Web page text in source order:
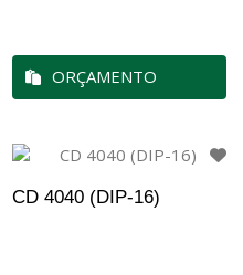
ORÇAMENTO
CD 4040 (DIP-16)